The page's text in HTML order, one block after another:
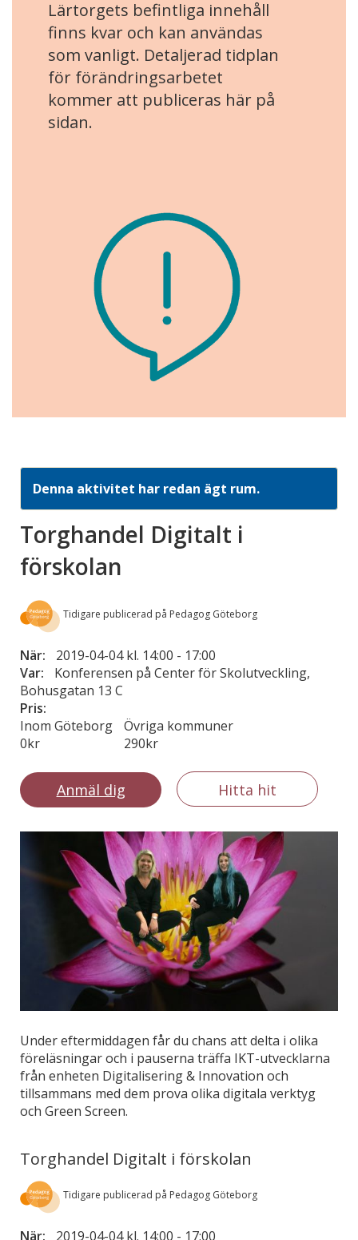
Lärtorgets befintliga innehåll
finns kvar och kan användas
som vanligt. Detaljerad tidplan
för förändringsarbetet
kommer att publiceras här på
sidan.
Denna aktivitet har redan ägt rum.
Torghandel Digitalt i
förskolan
Tidigare publicerad på Pedagog Göteborg
När: 2019-04-04 kl. 14:00 - 17:00
Var:
Konferensen på Center för Skolutveckling,
Bohusgatan 13 C
Pris:
Inom Göteborg
0kr
Övriga kommuner
290kr
Anmäl dig Hitta hit
Under eftermiddagen får du chans att delta i olika
föreläsningar och i pauserna träffa IKT-utvecklarna
från enheten Digitalisering & Innovation och
tillsammans med dem prova olika digitala verktyg
och Green Screen.
Torghandel Digitalt i förskolan
Tidigare publicerad på Pedagog Göteborg
När: 2019-04-04 kl. 14:00 - 17:00